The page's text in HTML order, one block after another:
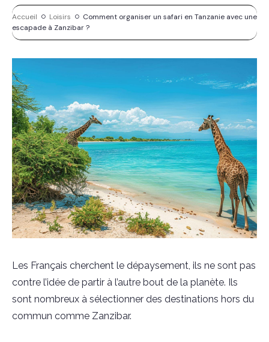
Accueil Loisirs
Comment organiser un safari en Tanzanie avec une
escapade à Zanzibar ?
Les Français cherchent le dépaysement, ils ne sont pas
contre l’idée de partir à l’autre bout de la planète. Ils
sont nombreux à sélectionner des destinations hors du
commun comme Zanzibar.